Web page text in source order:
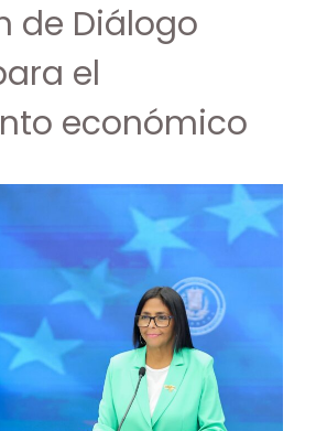
de Diálogo
el
económico